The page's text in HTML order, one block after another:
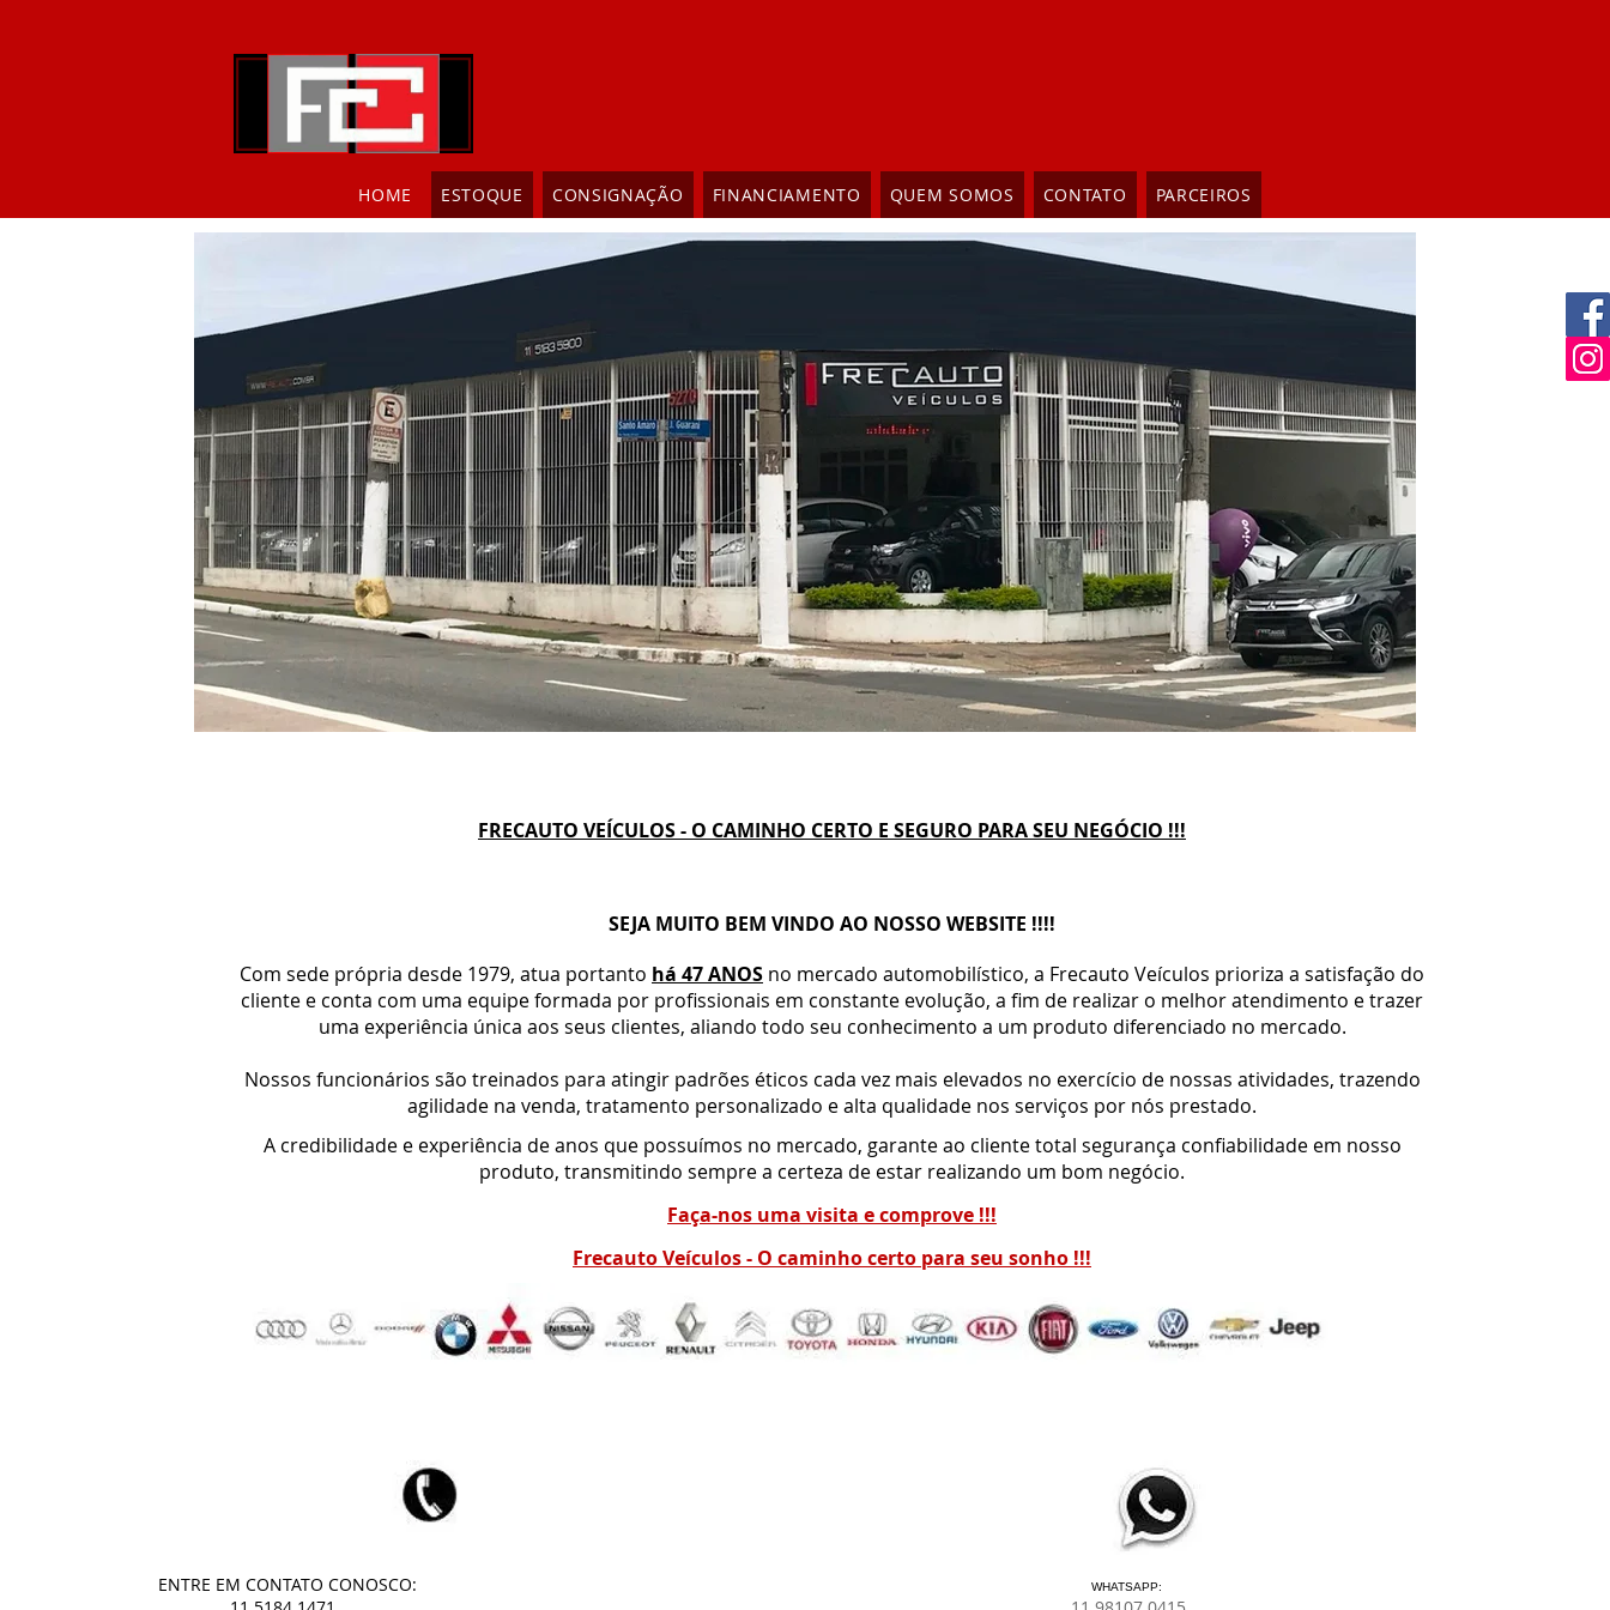
HOME ESTOQUE CONSIGNAÇÃO FINANCIAMENTO QUEM SOMOS CONTATO PARCEIROS
FRECAUTO VEÍCULOS - O CAMINHO CERTO E SEGURO PARA SEU NEGÓCIO !!!
SEJA MUITO BEM VINDO AO NOSSO WEBSITE !!!!
Com sede própria desde 1979, atua portanto há 47 ANOS no mercado automobilístico, a Frecauto Veículos prioriza a satisfação do
cliente e conta com uma equipe formada por profissionais em constante evolução, a fim de realizar o melhor atendimento e trazer
uma experiência única aos seus clientes, aliando todo seu conhecimento a um produto diferenciado no mercado.
Nossos funcionários são treinados para atingir padrões éticos cada vez mais elevados no exercício de nossas atividades, trazendo
agilidade na venda, tratamento personalizado e alta qualidade nos serviços por nós prestado.
A credibilidade e experiência de anos que possuímos no mercado, garante ao cliente total segurança confiabilidade em nosso
produto, transmitindo sempre a certeza de estar realizando um bom negócio.
Faça-nos uma visita e comprove !!!
Frecauto Veículos - O caminho certo para seu sonho !!!
ENTRE EM CONTATO CONOSCO:
WHATSAPP: